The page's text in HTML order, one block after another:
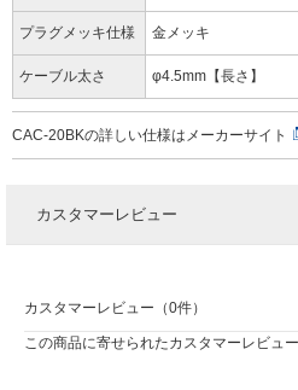
プラグメッキ仕様 金メッキ
ケーブル太さ φ4.5mm【長さ】
CAC-20BKの詳しい仕様は メーカーサイト
カスタマーレビュー
カスタマーレビュー（0件）
この商品に寄せられたカスタマーレビュ